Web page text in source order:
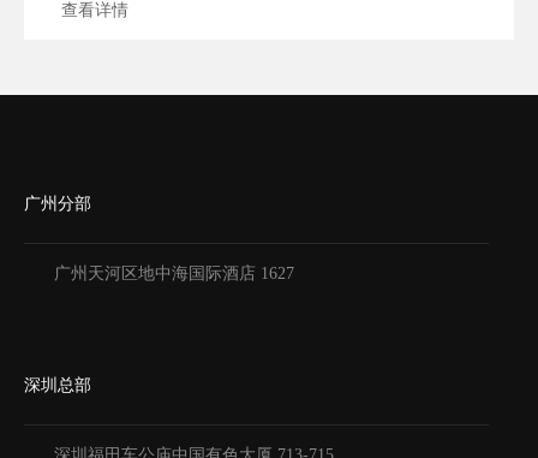
查看详情
广州分部
广州天河区地中海国际酒店 1627
深圳总部